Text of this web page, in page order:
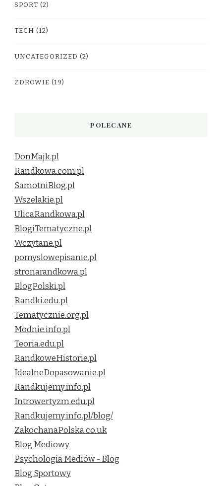
SPORT (2)
TECH (12)
UNCATEGORIZED (2)
ZDROWIE (19)
POLECANE
DonMajk.pl
Randkowa.com.pl
SamotniBlog.pl
Wszelakie.pl
UlicaRandkowa.pl
BlogiTematyczne.pl
Wczytane.pl
pomyslowepisanie.pl
stronarandkowa.pl
BlogPolski.pl
Randki.edu.pl
Tematycznie.org.pl
Modnie.info.pl
Teoria.edu.pl
RandkoweHistorie.pl
IdealneDopasowanie.pl
Randkujemy.info.pl
Introwertyzm.edu.pl
Randkujemy.info.pl/blog/
ZakochanaPolska.co.uk
Blog Mediowy
Psychologia Mediów - Blog
Blog Sportowy